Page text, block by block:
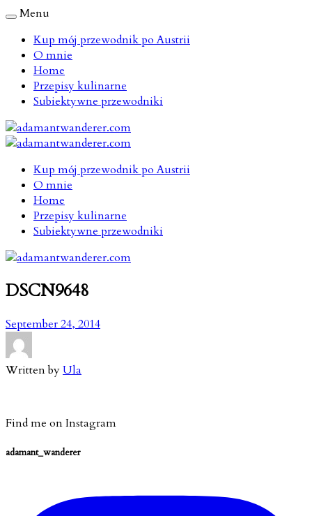
Menu
Kup mój przewodnik po Austrii
O mnie
Home
Przepisy kulinarne
Subiektywne przewodniki
Kup mój przewodnik po Austrii
O mnie
Home
Przepisy kulinarne
Subiektywne przewodniki
DSCN9648
September 24, 2014
Written byUla
Find me on Instagram
adamant_wanderer